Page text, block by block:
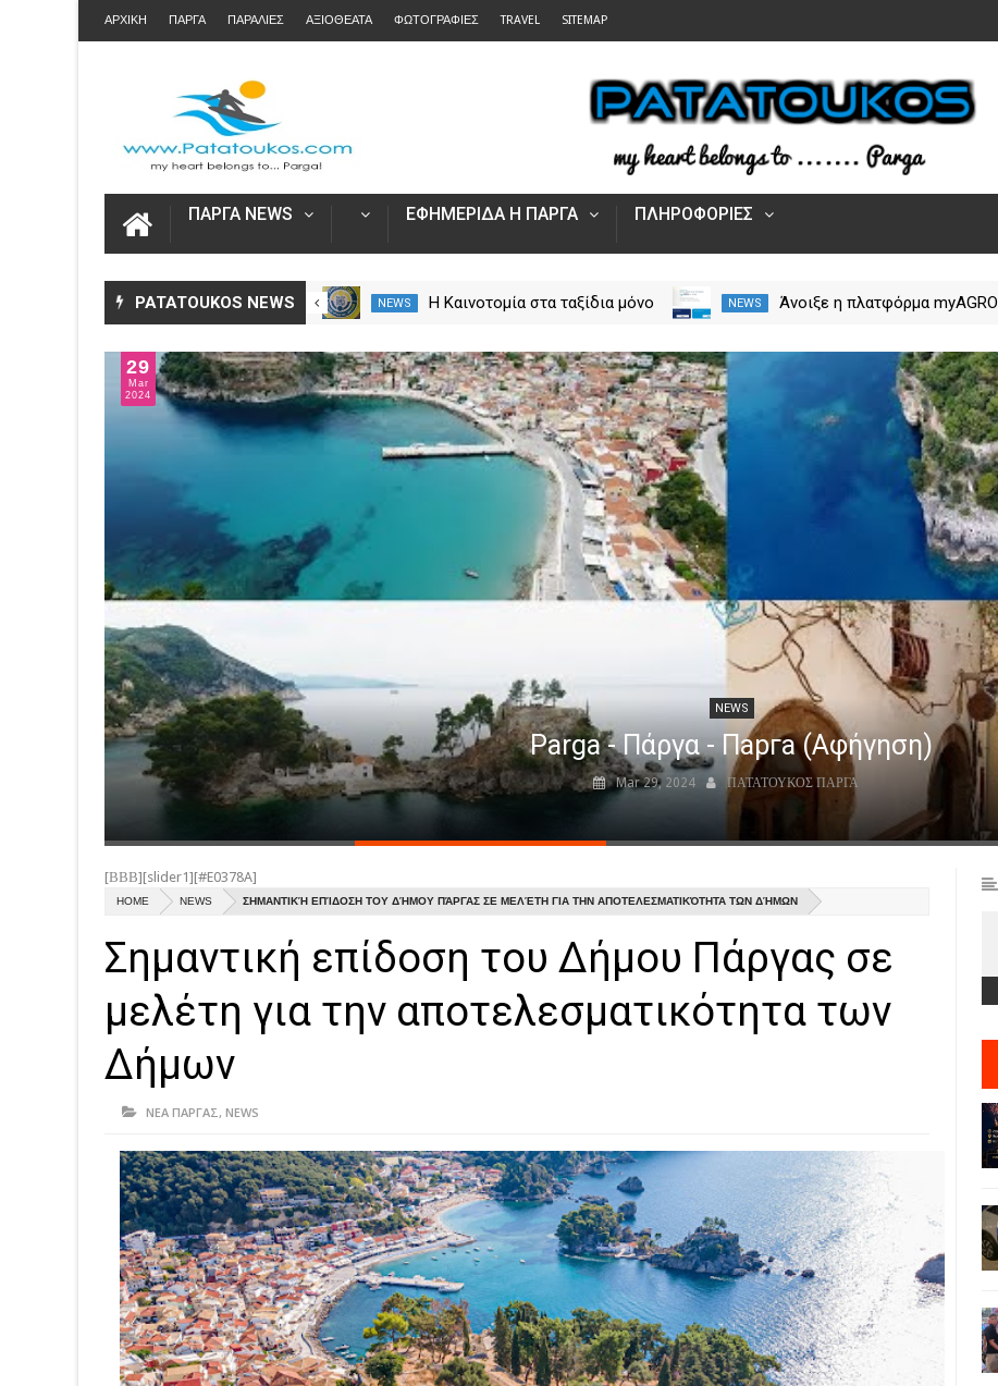
ΑΡΧΙΚΗ ΠΑΡΓΑ ΠΑΡΑΛΙΕΣ ΑΞΙΟΘΕΑΤΑ ΦΩΤΟΓΡΑΦΙΕΣ TRAVEL SITEMAP
ΠΑΡΓΑ NEWS ΕΦΗΜΕΡΙΔΑ Η ΠΑΡΓΑ ΠΛΗΡΟΦΟΡΙΕΣ
PATATOUKOS NEWS
Η Πάργα τίμησε τη
Μεταμόρφωση του Κυρίου
NEWS
Η Καινοτομία στα ταξίδια μόνο
NEWS
Άνοιξε η πλατφόρμα myAGRO
Ενιαία Αίτηση Ενίσχυσης
29
Mar
2024
NEWS
Parga - Πάργα - Парга (Αφήγηση)
Mar 29, 2024 ΠΑΤΑΤΟΥΚΟΣ ΠΑΡΓΑ
[ΒΒΒ][slider1][#E0378A]
HOME NEWS ΣΗΜΑΝΤΙΚΉ ΕΠΊΔΟΣΗ ΤΟΥ ΔΉΜΟΥ ΠΆΡΓΑΣ ΣΕ ΜΕΛΈΤΗ ΓΙΑ ΤΗΝ ΑΠΟΤΕΛΕΣΜΑΤΙΚΌΤΗΤΑ ΤΩΝ ΔΉΜΩΝ
Σημαντική επίδοση του Δήμου Πάργας σε
μελέτη για την αποτελεσματικότητα των
Δήμων
ΝΕΑ ΠΑΡΓΑΣ, NEWS